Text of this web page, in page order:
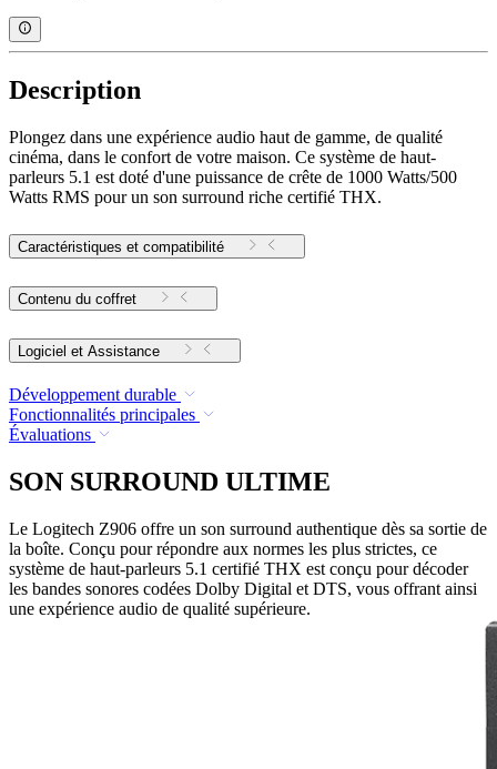
Description
Plongez dans une expérience audio haut de gamme, de qualité
cinéma, dans le confort de votre maison. Ce système de haut-
parleurs 5.1 est doté d'une puissance de crête de 1000 Watts/500
Watts RMS pour un son surround riche certifié THX.
Caractéristiques et compatibilité
Contenu du coffret
Logiciel et Assistance
Développement durable
Fonctionnalités principales
Évaluations
SON SURROUND ULTIME
Le Logitech Z906 offre un son surround authentique dès sa sortie de
la boîte. Conçu pour répondre aux normes les plus strictes, ce
système de haut-parleurs 5.1 certifié THX est conçu pour décoder
les bandes sonores codées Dolby Digital et DTS, vous offrant ainsi
une expérience audio de qualité supérieure.